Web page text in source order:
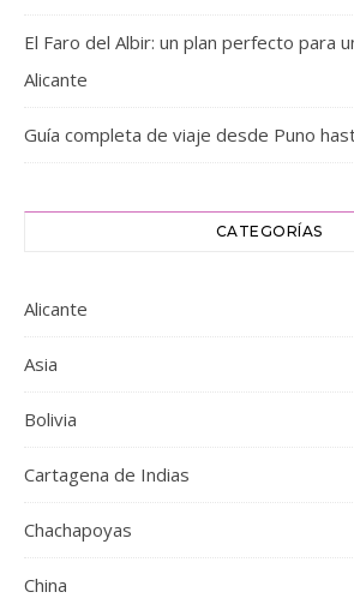
El Faro del Albir: un plan perfecto para
Alicante
Guía completa de viaje desde Puno
CATEGORÍAS
Alicante
Asia
Bolivia
Cartagena de Indias
Chachapoyas
China